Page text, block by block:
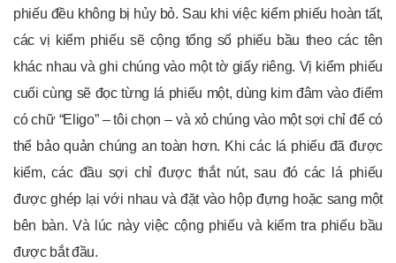
phiếu đều không bị hủy bỏ. Sau khi việc kiểm phiếu hoàn tất,
các vị kiểm phiếu sẽ cộng tổng số phiếu bầu theo các tên
khác nhau và ghi chúng vào một tờ giấy riêng. Vị kiểm phiếu
cuối cùng sẽ đọc từng lá phiếu một, dùng kim đâm vào điểm
có chữ “Eligo” – tôi chọn – và xỏ chúng vào một sợi chỉ để có
thể bảo quản chúng an toàn hơn. Khi các lá phiếu đã được
kiểm, các đầu sợi chỉ được thắt nút, sau đó các lá phiếu
được ghép lại với nhau và đặt vào hộp đựng hoặc sang một
bên bàn. Và lúc này việc cộng phiếu và kiểm tra phiếu bầu
được bắt đầu.